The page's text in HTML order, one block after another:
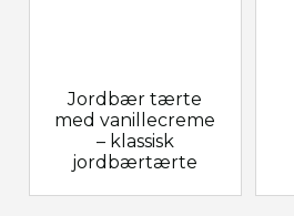
Jordbær tærte
med vanillecreme
– klassisk
jordbærtærte